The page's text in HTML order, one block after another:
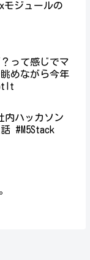
モジュールの
って感じでマ
めながら今年
内ハッカソン
#M5Stack